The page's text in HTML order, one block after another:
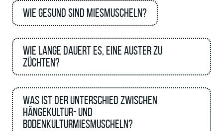
Wie gesund sind Miesmuscheln?
Wie lange dauert es, eine Auster zu
züchten?
Was ist der Unterschied zwischen
Hängekultur- und
Bodenkulturmiesmuscheln?